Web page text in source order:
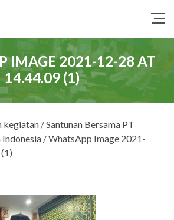
IMAGE 2021-12-28 AT
14.44.09 (1)
kegiatan /Santunan Bersama PT
Indonesia / WhatsApp Image 2021-